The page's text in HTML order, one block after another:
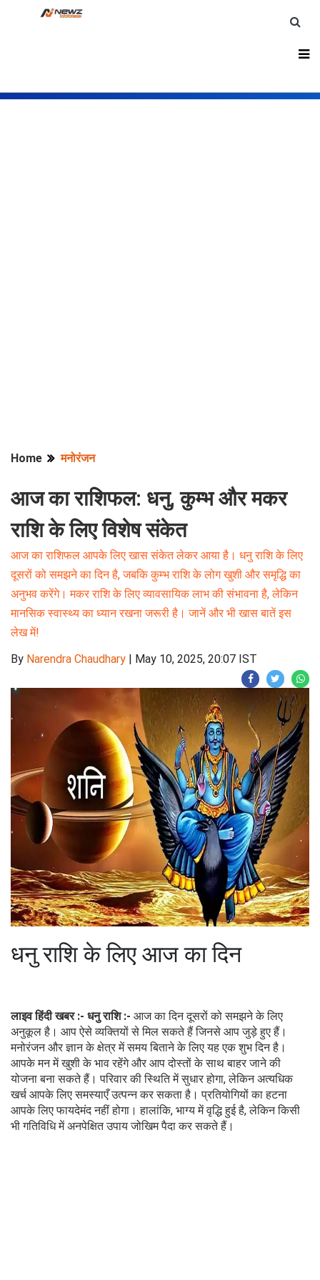
Home मनोरंजन
आज का राशिफल: धनु, कुम्भ और मकर
राशि के लिए विशेष संकेत
आज का राशिफल आपके लिए खास संकेत लेकर आया है। धनु राशि के लिए
दूसरों को समझने का दिन है, जबकि कुम्भ राशि के लोग खुशी और समृद्धि का
अनुभव करेंगे। मकर राशि के लिए व्यावसायिक लाभ की संभावना है, लेकिन
मानसिक स्वास्थ्य का ध्यान रखना जरूरी है। जानें और भी खास बातें इस
लेख में!
By Narendra Chaudhary | May 10, 2025, 20:07 IST
धनु राशि के लिए आज का दिन
लाइव हिंदी खबर :- धनु राशि :- आज का दिन दूसरों को समझने के लिए
अनुकूल है। आप ऐसे व्यक्तियों से मिल सकते हैं जिनसे आप जुड़े हुए हैं।
मनोरंजन और ज्ञान के क्षेत्र में समय बिताने के लिए यह एक शुभ दिन है।
आपके मन में खुशी के भाव रहेंगे और आप दोस्तों के साथ बाहर जाने की
योजना बना सकते हैं। परिवार की स्थिति में सुधार होगा, लेकिन अत्यधिक
खर्च आपके लिए समस्याएँ उत्पन्न कर सकता है। प्रतियोगियों का हटना
आपके लिए फायदेमंद नहीं होगा। हालांकि, भाग्य में वृद्धि हुई है, लेकिन किसी
भी गतिविधि में अनपेक्षित उपाय जोखिम पैदा कर सकते हैं।